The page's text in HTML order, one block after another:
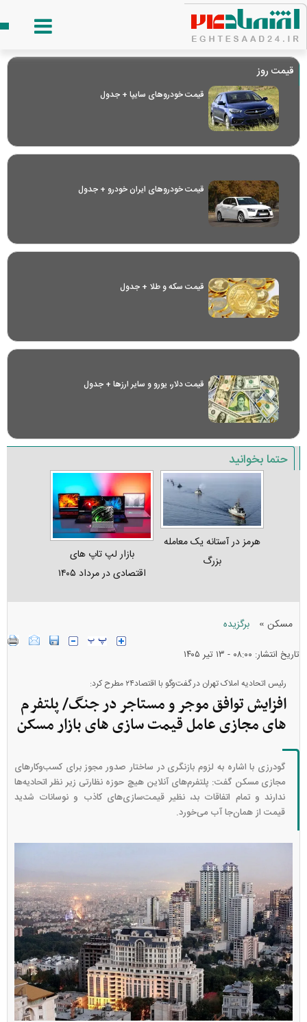
قیمت روز
قیمت خودرو‌های سایپا + جدول
قیمت خودرو‌های ایران خودرو + جدول
قیمت سکه و طلا + جدول
قیمت دلار، یورو و سایر ارز‌ها + جدول
حتما بخوانید
هرمز در آستانه یک معامله
بزرگ
بازار لپ‌ تاپ‌ های
اقتصادی در مرداد ۱۴۰۵
مسکن » برگزیده
تاریخ انتشار: ۰۸:۰۰ - ۱۳ تير ۱۴۰۵
رئیس اتحادیه املاک تهران در گفت‌و‌گو با اقتصاد۲۴ مطرح کرد:
افزایش توافق موجر و مستاجر در جنگ/ پلتفرم‌
های مجازی عامل قیمت‌ سازی‌ های بازار مسکن
گودرزی با اشاره به لزوم بازنگری در ساختار صدور مجوز برای کسب‌وکار‌های
مجازی مسکن گفت: پلتفرم‌های آنلاین هیچ حوزه نظارتی زیر نظر اتحادیه‌ها
ندارند و تمام اتفاقات بد، نظیر قیمت‌سازی‌های کاذب و نوسانات شدید
قیمت از همان‌جا آب می‌خورد.